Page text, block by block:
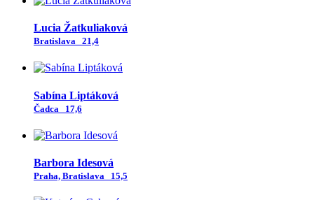
Lucia Žatkuliaková
Bratislava 21,4
Sabína Liptáková
Čadca 17,6
Barbora Idesová
Praha, Bratislava 15,5